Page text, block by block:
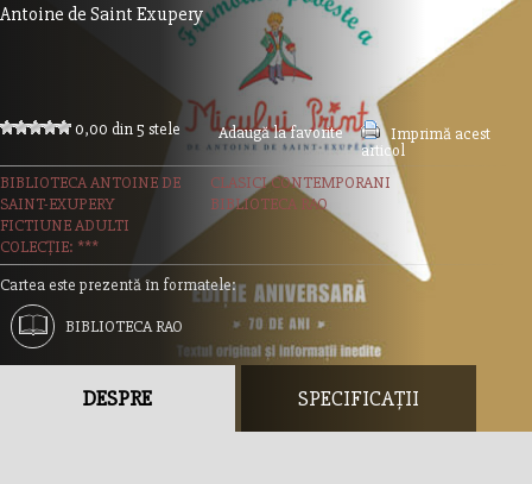
Antoine de Saint Exupery
0,00 din 5 stele Adaugă la favorite
Imprimă acest
articol
BIBLIOTECA ANTOINE DE
SAINT-EXUPERY
CLASICI CONTEMPORANI
BIBLIOTECA RAO
FICTIUNE ADULTI
COLECȚIE: ***
Cartea este prezentă în formatele:
BIBLIOTECA RAO
DESPRE SPECIFICAȚII